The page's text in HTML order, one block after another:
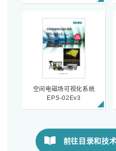
空间电磁场可视化系统
EPS-02Ev3
前往目录和技